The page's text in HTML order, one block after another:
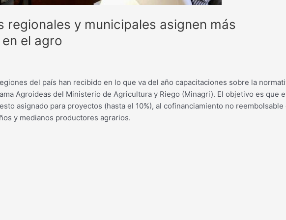
regionales y municipales asignen más
el agro
del país han recibido en lo que va del año capacitaciones sobre la
Agroideas del Ministerio de Agricultura y Riego (Minagri). El objetivo es que
asignado para proyectos (hasta el 10%), al cofinanciamiento no reembolsable
y medianos productores agrarios.